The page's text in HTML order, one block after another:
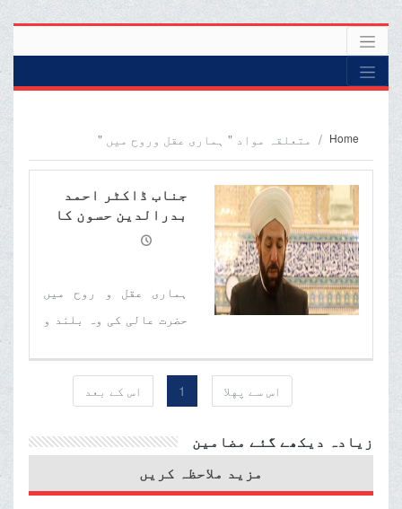
Home متعلقہ مواد " ہماری عقل وروح میں "
جناب ڈاکٹر احمد
بدرالدین حسون کا
خط حضرت آیة اللہ
العظمی مکارم
کے نام
ہماری عقل و روح میں
حضرت عالی کی وہ بلند و
باقی رہے گی جس میں
محبت و بخشش کی نشانیاں
نور جو آپ کی روح سے
ساطع ہوتا ہے ۔
اس سے پهلا 1 اس کے بعد
زیادہ دیکھے گئے مضامین
مزید ملاحظہ کریں